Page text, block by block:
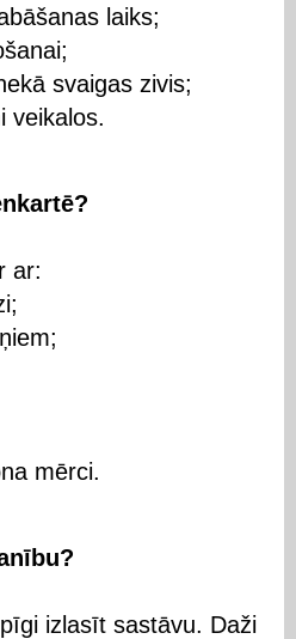
laiks;
svaigas zivis;
veikalos.
ar:
mērci.
izlasīt sastāvu. Daži